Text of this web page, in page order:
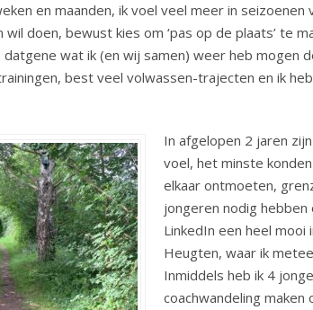
en maanden, ik voel veel meer in seizoenen
doen, bewust kies om ‘pas op de plaats’ te
datgene wat ik (en wij samen) weer heb mogen
best veel volwassen-trajecten en ik
In afgelopen 2 jaren
voel, het minste
elkaar ontmoeten,
jongeren nodig
LinkedIn een heel mooi
Heugten, waar ik
Inmiddels heb ik 4
coachwandeling